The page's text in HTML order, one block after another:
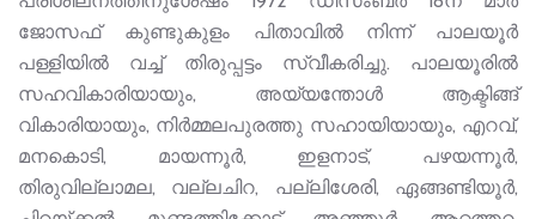
ജോസഫ് കുണ്ടുകുളം പിതാവിൽ നിന്ന് പാലയൂർ
പള്ളിയിൽ വച്ച് തിരുപ്പട്ടം സ്വീകരിച്ചു. പാലയൂരിൽ
സഹവികാരിയായും, അയ്യന്തോൾ ആക്ടിങ്ങ്
വികാരിയായും, നിർമ്മലപുരത്തു സഹായിയായും, എറവ്,
മനകൊടി, മായന്നൂർ, ഇളനാട്, പഴയന്നൂർ,
തിരുവില്ലാമല, വല്ലചിറ, പല്ലിശേരി, ഏങ്ങണ്ടിയൂർ,